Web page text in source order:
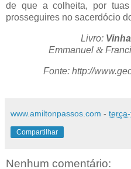
de que a colheita, por
prosseguires no sacerdócio
Livro:
Emmanuel &
Fonte: http://
www.amiltonpassos.com -
Compartilhar
Nenhum comentário: